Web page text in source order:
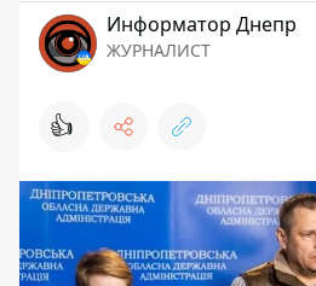
Информатор Днепр
ЖУРНАЛИСТ
👍